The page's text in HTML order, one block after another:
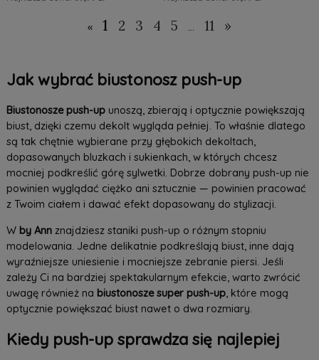
Do Koszyka »
« 1 2 3 4 5 ... 11 »
Jak wybrać biustonosz push-up
Biustonosze push-upunoszą, zbierają i optycznie powiększają
biust, dzięki czemu dekolt wygląda pełniej. To właśnie dlatego
są tak chętnie wybierane przy głębokich dekoltach,
dopasowanych bluzkach i sukienkach, w których chcesz
mocniej podkreślić górę sylwetki. Dobrze dobrany push-up nie
powinien wyglądać ciężko ani sztucznie — powinien pracować
z Twoim ciałem i dawać efekt dopasowany do stylizacji.
W by Annznajdziesz staniki push-up o różnym stopniu
modelowania. Jedne delikatnie podkreślają biust, inne dają
wyraźniejsze uniesienie i mocniejsze zebranie piersi. Jeśli
zależy Ci na bardziej spektakularnym efekcie, warto zwrócić
uwagę również na biustonosze super push-up, które mogą
optycznie powiększać biust nawet o dwa rozmiary.
Kiedy push-up sprawdza się najlepiej